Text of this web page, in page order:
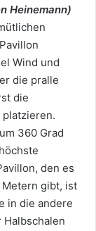
Heinemann)
Wind und
die pralle
die
platzieren.
360 Grad
den es
gibt, ist
in die andere